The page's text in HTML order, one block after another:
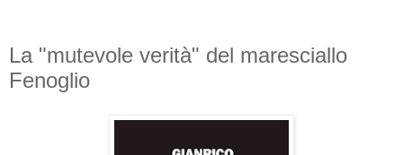
La "mutevole verità" del maresciallo
Fenoglio